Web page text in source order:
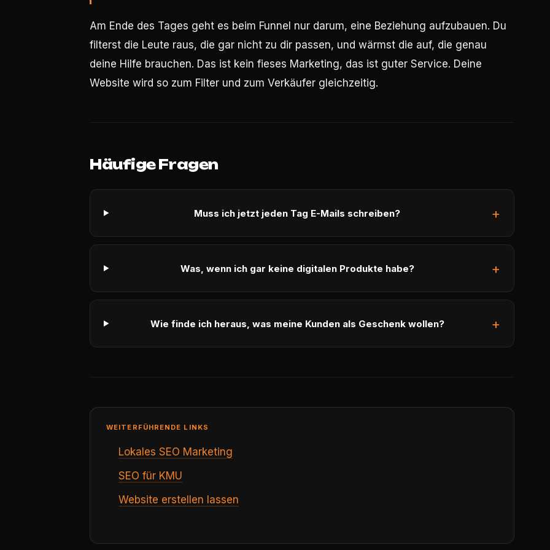
Am Ende des Tages geht es beim Funnel nur darum, eine Beziehung aufzubauen. Du
filterst die Leute raus, die gar nicht zu dir passen, und wärmst die auf, die genau
deine Hilfe brauchen. Das ist kein fieses Marketing, das ist guter Service. Deine
Website wird so zum Filter und zum Verkäufer gleichzeitig.
Häufige Fragen
Muss ich jetzt jeden Tag E-Mails schreiben?
Was, wenn ich gar keine digitalen Produkte habe?
Wie finde ich heraus, was meine Kunden als Geschenk wollen?
WEITERFÜHRENDE LINKS
Lokales SEO Marketing
SEO für KMU
Website erstellen lassen